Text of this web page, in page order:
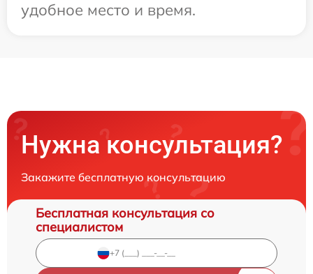
удобное место и время.
Нужна консультация?
Закажите бесплатную консультацию
Бесплатная консультация со
специалистом